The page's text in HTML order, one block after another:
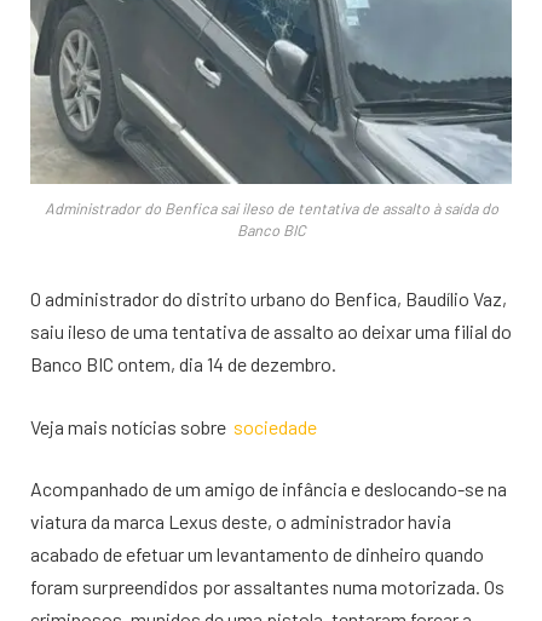
Administrador do Benfica sai ileso de tentativa de assalto à saída do
Banco BIC
O administrador do distrito urbano do Benfica, Baudílio Vaz,
saiu ileso de uma tentativa de assalto ao deixar uma filial do
Banco BIC ontem, dia 14 de dezembro.
Veja mais notícias sobre sociedade
Acompanhado de um amigo de infância e deslocando-se na
viatura da marca Lexus deste, o administrador havia
acabado de efetuar um levantamento de dinheiro quando
foram surpreendidos por assaltantes numa motorizada. Os